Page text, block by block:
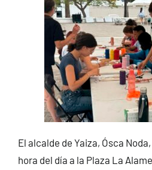
El alcalde de Yaiza, Ósca
hora del día a la Plaza La